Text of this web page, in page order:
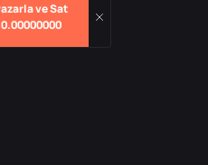
ve Sat
0.00000000